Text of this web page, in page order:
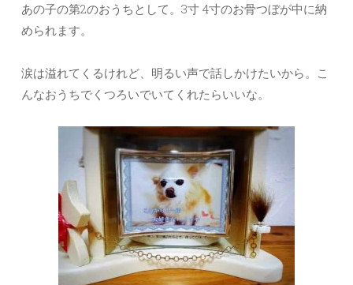
あの子の第2のおうちとして。3寸 4寸のお骨つぼが中に納
められます。
涙は溢れてくるけれど、明るい声で話しかけたいから。こ
んなおうちでくつろいでいてくれたらいいな。